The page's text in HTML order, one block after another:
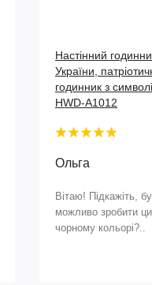
Настінний
України,
годинник з
HWD-A1012
Ольга
Вітаю! Підкажіть,
можливо зробити
чорному кольорі?..